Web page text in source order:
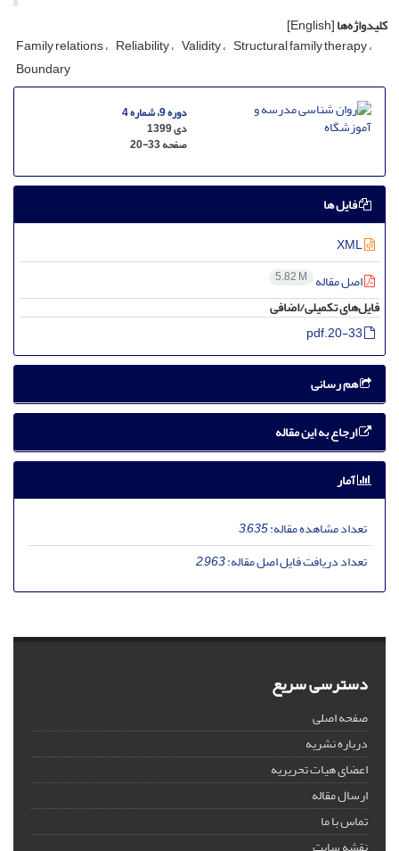
کلیدواژه‌ها[English]
Family relations Reliability Validity Structural family therapy
Boundary
دوره 9، شماره 4
دی 1399
صفحه20-33
فایل ها
اصل مقاله 5.82 M
فایل‌های تکمیلی/اضافی
هم رسانی
ارجاع به این مقاله
آمار
تعداد مشاهده مقاله:3,635
تعداد دریافت فایل اصل مقاله:2,963
دسترسی سریع
صفحه اصلی
درباره نشریه
اعضای هیات تحریریه
ارسال مقاله
تماس با ما